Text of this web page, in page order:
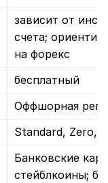
зависит от
счета; ориентир
на форекс
бесплатный
Оффшорная
Standard, Zero,
Банковские
стейблкоины;